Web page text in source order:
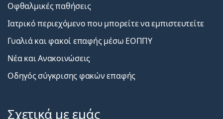
Οφθαλμικές παθήσεις
Ιατρικό περιεχόμενο που μπορείτε να εμπιστευτείτε
Γυαλιά και φακοί επαφής μέσω ΕΟΠΠΥ
Νέα και Ανακοινώσεις
Οδηγός σύγκρισης φακών επαφής
Σχετικά με εμάς